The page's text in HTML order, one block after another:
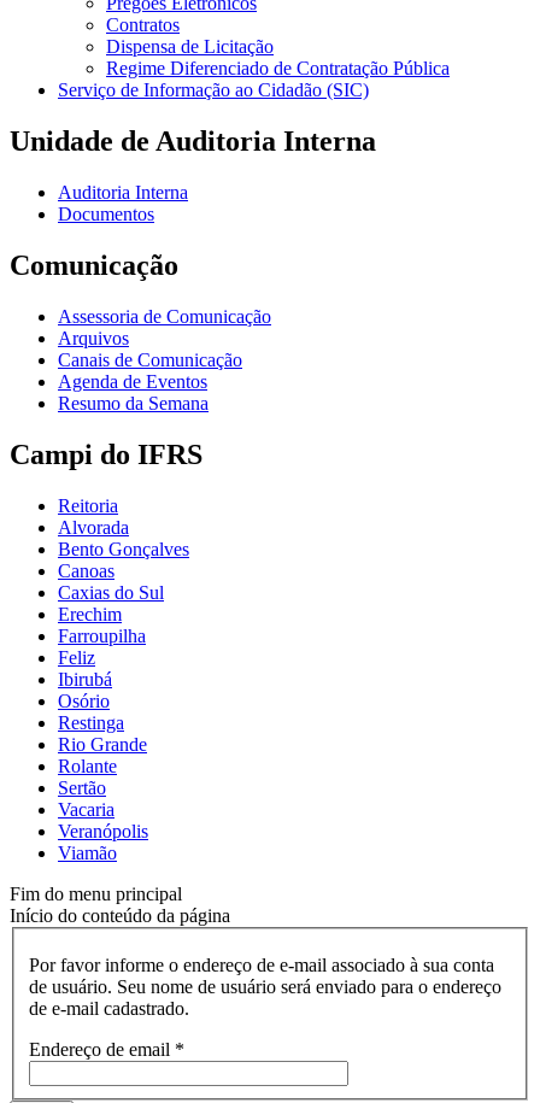
Contratos
Dispensa de Licitação
Regime Diferenciado de Contratação Pública
Serviço de Informação ao Cidadão (SIC)
Unidade de Auditoria Interna
Auditoria Interna
Documentos
Comunicação
Assessoria de Comunicação
Arquivos
Canais de Comunicação
Agenda de Eventos
Resumo da Semana
Campi do IFRS
Reitoria
Alvorada
Bento Gonçalves
Canoas
Caxias do Sul
Erechim
Farroupilha
Feliz
Ibirubá
Osório
Restinga
Rio Grande
Rolante
Sertão
Vacaria
Veranópolis
Viamão
Fim do menu principal
Início do conteúdo da página
Por favor informe o endereço de e-mail associado à sua conta
de usuário. Seu nome de usuário será enviado para o endereço
de e-mail cadastrado.
Endereço de email *